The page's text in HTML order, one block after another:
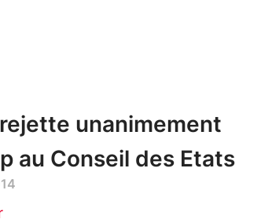
unanimement
au Conseil des Etats